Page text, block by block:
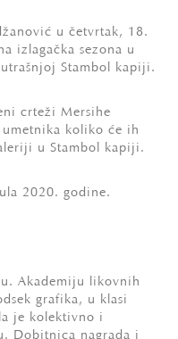
u četvrtak, 18.
izlagačka sezona u
Stambol kapiji.
crteži Mersihe
koliko će ih
u Stambol kapiji.
2020. godine.
Akademiju likovnih
grafika, u klasi
je kolektivno i
Dobitnica nagrada i